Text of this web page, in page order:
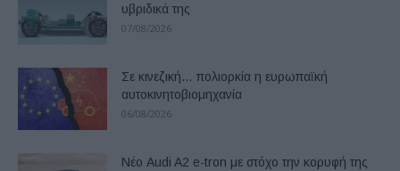
υβριδικά της
07/08/2026
Σε κινεζική… πολιορκία η ευρωπαϊκή
αυτοκινητοβιομηχανία
06/08/2026
Νέο Audi A2 e-tron με στόχο την κορυφή της